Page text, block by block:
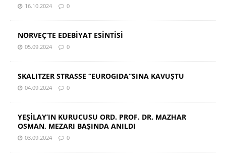
16.10.2024 0
NORVEÇ’TE EDEBİYAT ESİNTİSİ
05.09.2024 0
SKALITZER STRASSE “EUROGIDA”SINA KAVUŞTU
04.09.2024 0
YEŞİLAY’IN KURUCUSU ORD. PROF. DR. MAZHAR
OSMAN, MEZARI BAŞINDA ANILDI
03.09.2024 0